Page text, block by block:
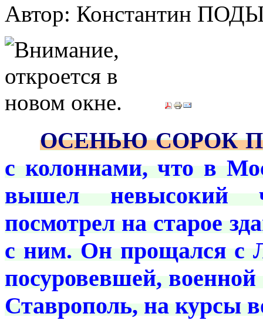
Автор: Константин
ОСЕНЬЮ СОРОК
с колоннами, что в
вышел невысокий
посмотрел на старое
с ним. Он прощался с
посуровевшей,
Ставрополь, на курсы